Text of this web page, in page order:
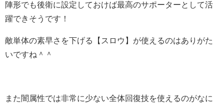
陣形でも後衛に設定しておけば最高のサポーターとして活
躍できそうです！
敵単体の素早さを下げる【スロウ】が使えるのはありがた
いですね＾＾
また闇属性では非常に少ない全体回復技を使えるのがなに